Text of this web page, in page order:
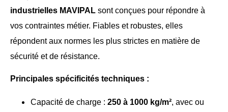
industrielles MAVIPAL sont conçues pour répondre à
vos contraintes métier. Fiables et robustes, elles
répondent aux normes les plus strictes en matière de
sécurité et de résistance.
Principales spécificités techniques :
Capacité de charge : 250 à 1000 kg/m², avec ou